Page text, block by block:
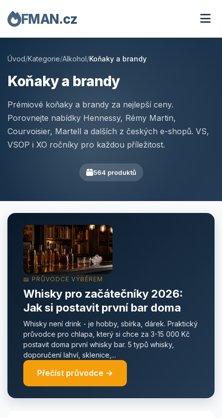
FMAN.cz
Úvod/Kategorie/Alkohol/Koňaky a brandy
Koňaky a brandy
Prémiové koňaky a brandy za nejlepší ceny.
Porovnejte nabídky Hennessy, Rémy Martin,
Courvoisier, Martell a dalších z českých e-shopů. VS,
VSOP i XO ročníky pro každou příležitost.
564 produktů
📖 PRŮVODCE VÝBĚREM
Whisky pro začátečníky 2026:
Jak si postavit první bar doma
Whisky není drink - je hobby, sbírka, dárek. Praktický
průvodce pro chlapa, který si chce za 3-15 000 Kč
postavit doma první whisky bar. 5 typů whisky,
doporučení lahví, sklenice,...
Přečíst průvodce →